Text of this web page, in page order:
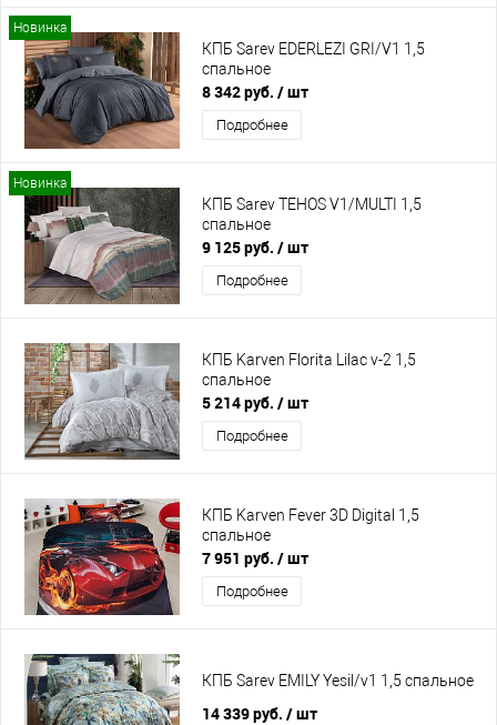
Новинка
КПБ Sarev EDERLEZI GRI/V1 1,5
спальное
8 342 руб. / шт
Подробнее
Новинка
КПБ Sarev TEHOS V1/MULTI 1,5
спальное
9 125 руб. / шт
Подробнее
КПБ Karven Florita Lilac v-2 1,5
спальное
5 214 руб. / шт
Подробнее
КПБ Karven Fever 3D Digital 1,5
спальное
7 951 руб. / шт
Подробнее
КПБ Sarev EMILY Yesil/v1 1,5 спальное
14 339 руб. / шт